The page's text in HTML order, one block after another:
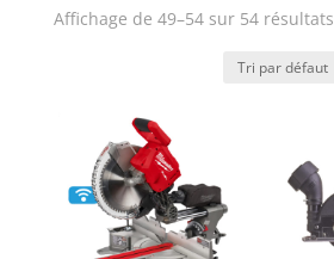
Affichage de 49–54 sur 54 résultats